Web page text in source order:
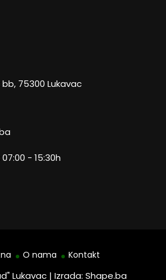
75300 Lukavac
- 15:30h
Lukavac | Izrada: Shape.ba
O nama Kontakt